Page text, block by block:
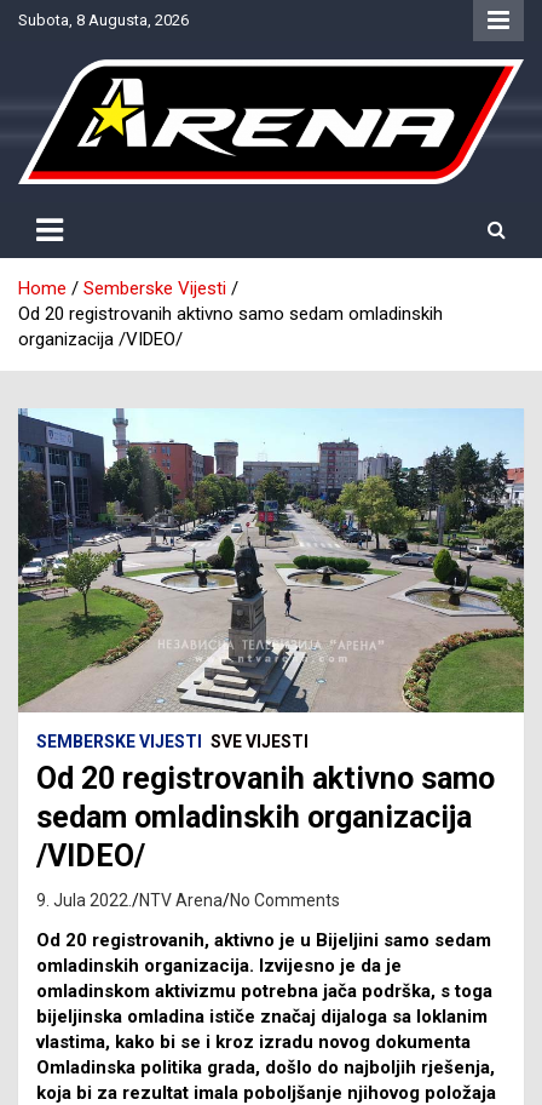
SkipSubota, 8 Augusta, 2026
NTV Arena
Home
Semberske Vijesti
Od 20 registrovanih aktivno samo sedam omladinskih
organizacija /VIDEO/
SEMBERSKE VIJESTI SVE VIJESTI
Od 20 registrovanih aktivno samo
sedam omladinskih organizacija
/VIDEO/
9. Jula 2022. NTV Arena No Comments
Od 20 registrovanih, aktivno je u Bijeljini samo sedam
omladinskih organizacija. Izvijesno je da je
omladinskom aktivizmu potrebna jača podrška, s toga
bijeljinska omladina ističe značaj dijaloga sa loklanim
vlastima, kako bi se i kroz izradu novog dokumenta
Omladinska politika grada, došlo do najboljih rješenja,
koja bi za rezultat imala poboljšanje njihovog položaja